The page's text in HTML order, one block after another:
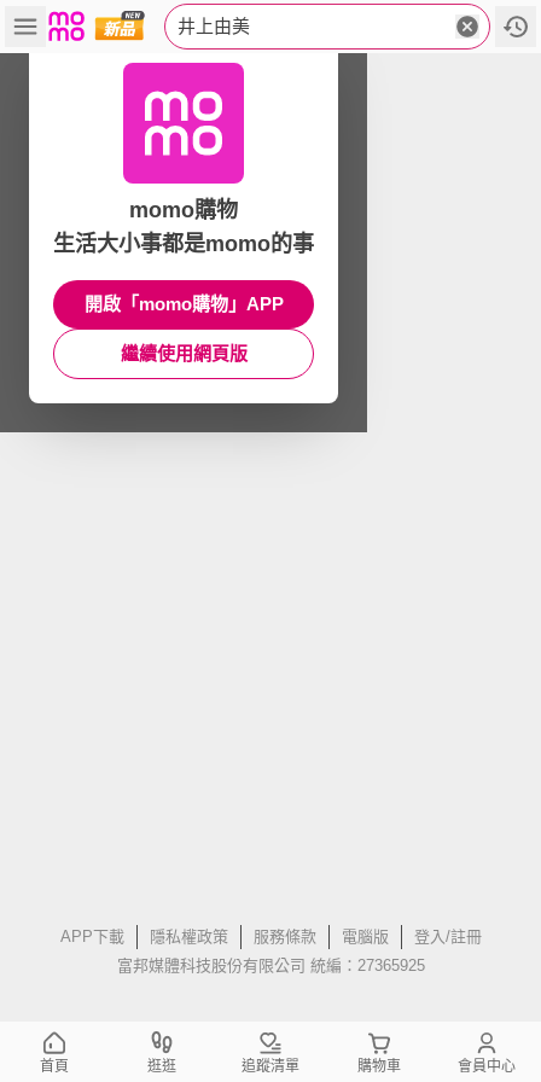
井上由美
APP下載 隱私權政策 服務條款 電腦版
登入/註冊
富邦媒體科技股份有限公司 統編：27365925
momo購物
生活大小事都是momo的事
開啟「momo購物」APP
繼續使用網頁版
首頁 逛逛 追蹤清單 購物車 會員中心